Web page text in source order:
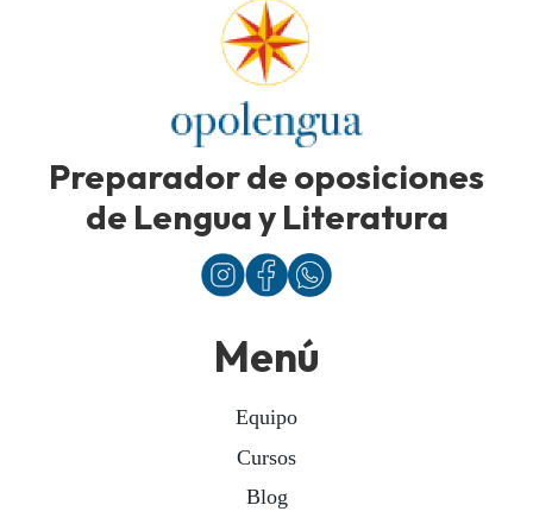
Preparador de oposiciones
de Lengua y Literatura
Menú
Equipo
Cursos
Blog